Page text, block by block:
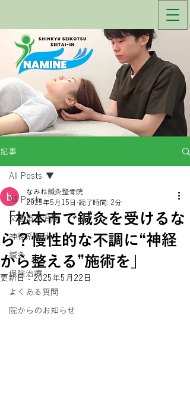
記事
All Posts
交通事故治療
神経系整体
鍼灸
保険治療
よくある質問
院からのお知らせ
All Posts
「松本市で鍼灸を受けるな
ら？慢性的な不調に“神経
から整える”施術を」
なみね鍼灸整骨院
2025年5月15日 読了時間: 2分
更新日：2025年5月22日